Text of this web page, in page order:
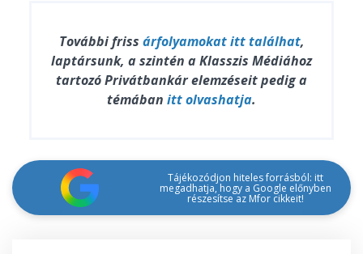
További friss árfolyamokat itt találhat,
laptársunk, a szintén a Klasszis Médiához
tartozó Privátbankár elemzéseit pedig a
témában itt olvashatja.
Tájékozódjon hiteles forrásból: itt
megadhatja, hogy a Google előnyben
részesítse az Mfor cikkeit!